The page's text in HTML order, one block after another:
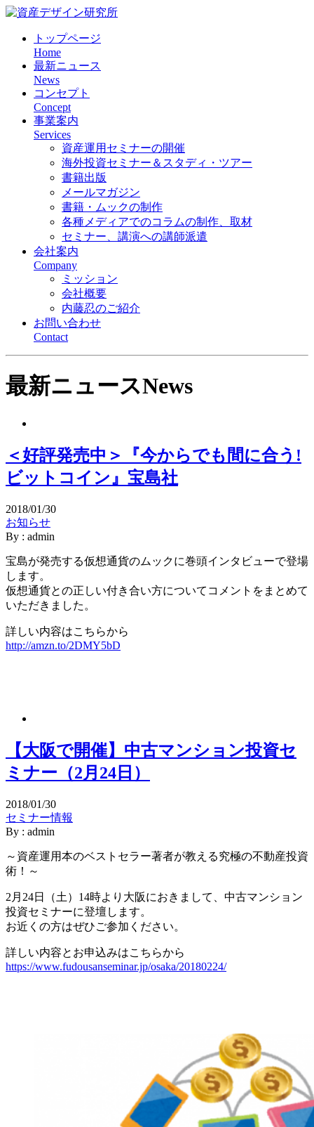
トップページ
Home
最新ニュース
News
コンセプト
Concept
事業案内
Services
資産運用セミナーの開催
海外投資セミナー＆スタディ・ツアー
書籍出版
メールマガジン
書籍・ムックの制作
各種メディアでのコラムの制作、取材
セミナー、講演への講師派遣
会社案内
Company
ミッション
会社概要
内藤忍のご紹介
お問い合わせ
Contact
最新ニュースNews
＜好評発売中＞『今からでも間に合う!
ビットコイン』宝島社
2018/01/30
お知らせ
By : admin
宝島が発売する仮想通貨のムックに巻頭インタビューで登場
します。
仮想通貨との正しい付き合い方についてコメントをまとめて
いただきました。
詳しい内容はこちらから
http://amzn.to/2DMY5bD
【大阪で開催】中古マンション投資セ
ミナー（2月24日）
2018/01/30
セミナー情報
By : admin
～資産運用本のベストセラー著者が教える究極の不動産投資
術！～
2月24日（土）14時より大阪におきまして、中古マンション
投資セミナーに登壇します。
お近くの方はぜひご参加ください。
詳しい内容とお申込みはこちらから
https://www.fudousanseminar.jp/osaka/20180224/